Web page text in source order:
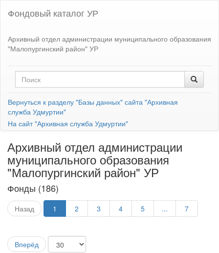
Фондовый каталог УР
Архивный отдел администрации муниципального образования
"Малопургинский район" УР
Вернуться к разделу "Базы данных" сайта "Архивная
служба Удмуртии"
На сайт "Архивная служба Удмуртии"
Архивный отдел администрации
муниципального образования
"Малопургинский район" УР
Фонды (186)
Назад 1 2 3 4 5 ... 7
Вперёд